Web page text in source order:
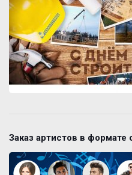
Заказ артистов в формате